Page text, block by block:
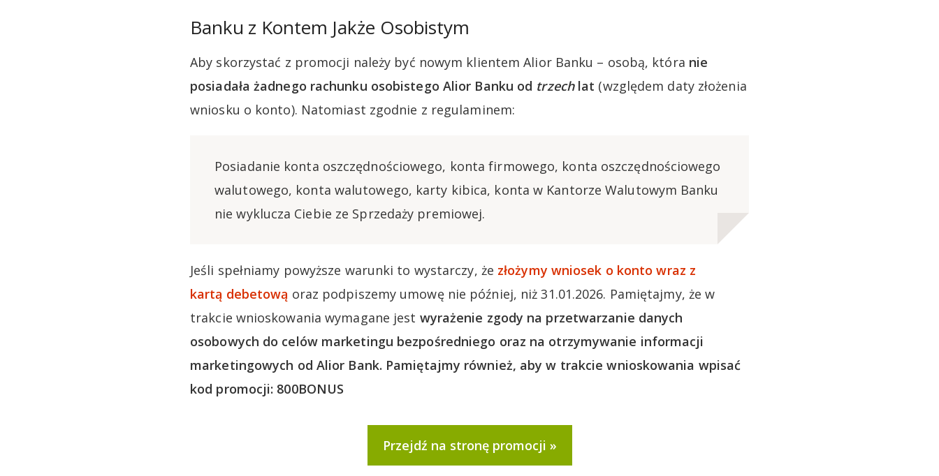
Banku z Kontem Jakże Osobistym
Aby skorzystać z promocji należy być nowym klientem Alior Banku – osobą, która nie
posiadała żadnego rachunku osobistego Alior Banku od trzechlat (względem daty złożenia
wniosku o konto). Natomiast zgodnie z regulaminem:
Posiadanie konta oszczędnościowego, konta firmowego, konta oszczędnościowego
walutowego, konta walutowego, karty kibica, konta w Kantorze Walutowym Banku
nie wyklucza Ciebie ze Sprzedaży premiowej.
Jeśli spełniamy powyższe warunki to wystarczy, że złożymy wniosek o konto wraz z
kartą debetową oraz podpiszemy umowę nie później, niż 31.01.2026. Pamiętajmy, że w
trakcie wnioskowania wymagane jest wyrażenie zgody na przetwarzanie danych
osobowych do celów marketingu bezpośredniego oraz na otrzymywanie informacji
marketingowych od Alior Bank. Pamiętajmy również, aby w trakcie wnioskowania wpisać
kod promocji: 800BONUS
Przejdź na stronę promocji